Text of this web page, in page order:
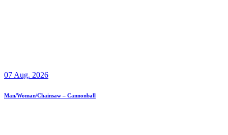
07 Aug. 2026
Man/Woman/Chainsaw – Cannonball